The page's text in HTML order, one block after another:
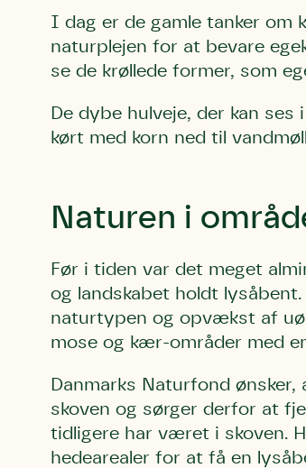
I dag er de gamle tanker
naturplejen for at bevare
se de krøllede former, som
De dybe hulveje, der kan
kørt med korn ned til
Naturen i
Før i tiden var det meget
og landskabet holdt
naturtypen og opvækst af
mose og kær-områder med
Danmarks Naturfond
skoven og sørger derfor at
tidligere har været i skoven.
hedearealer for at få en
Du skriver under
Hjørring
Du skriver under på
et godt hjem for
af de danske
Den store humlebi
brumbasse som
kalder den.
Humlebier
blomster og
have.
Du skriver under